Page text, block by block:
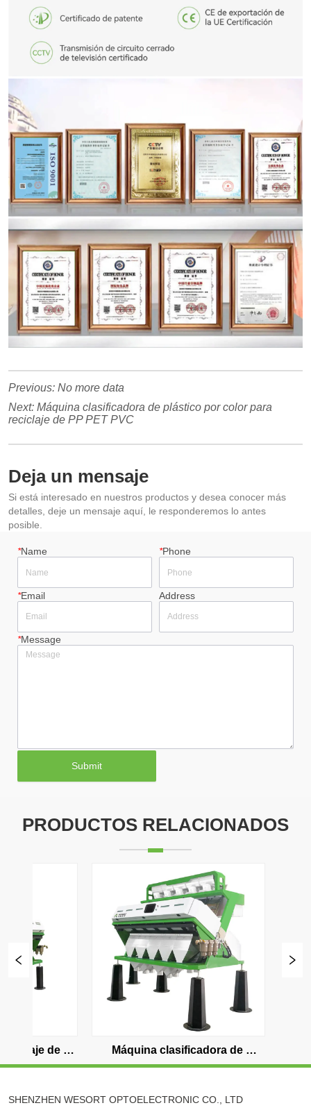
Previous:No more data
Next:Máquina clasificadora de plástico por color para
reciclaje de PP PET PVC
Deja un mensaje
Si está interesado en nuestros productos y desea conocer más
detalles, deje un mensaje aquí, le responderemos lo antes
posible.
*Name *Phone
*Email Address
*Message
Submit
PRODUCTOS RELACIONADOS
clasificadora de
de plástico de cinco
Máquina clasificadora de
plástico de siete canales
SHENZHEN WESORT OPTOELECTRONIC CO., LTD